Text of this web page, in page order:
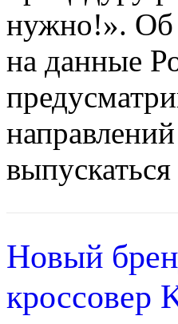
нужно!». Об
на данные
Новый
кроссовер